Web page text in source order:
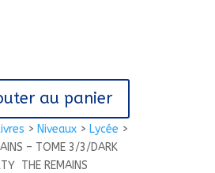
> Niveaux> Lycée >
– TOME 3/3/DARK
 THE REMAINS
au panier